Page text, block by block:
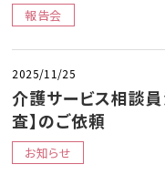
報告会
2025/11/25
介護サービス相談
査】のご依頼
お知らせ